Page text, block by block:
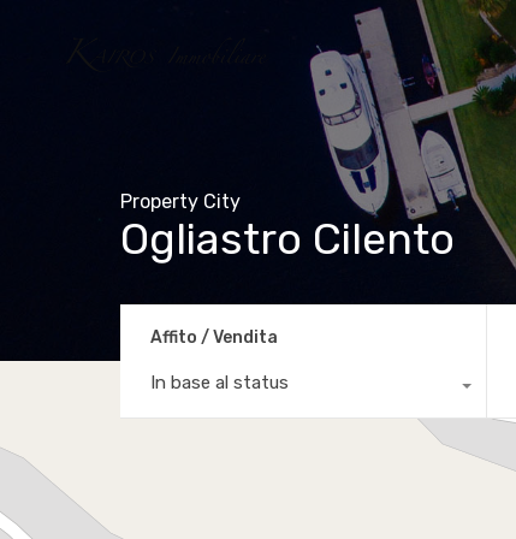
Property City
Ogliastro Cilento
Affito / Vendita
In base al status